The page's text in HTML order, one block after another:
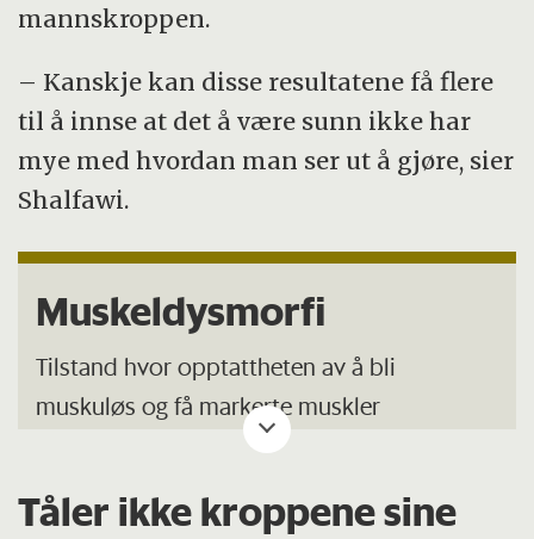
mannskroppen.
– Kanskje kan disse resultatene få flere
til å innse at det å være sunn ikke har
mye med hvordan man ser ut å gjøre, sier
Shalfawi.
Muskeldysmorfi
Tilstand hvor opptattheten av å bli
muskuløs og få markerte muskler
overskygger alt annet i hverdagen.
Ifølge amerikanske studier er det en tendens
Tåler ikke kroppene sine